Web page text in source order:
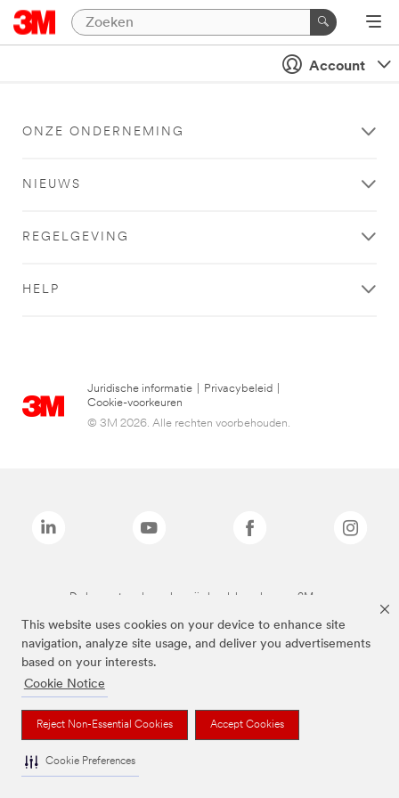
This website uses cookies on your device to enhance site
navigation, analyze site usage, and deliver you advertisements
based on your interests.
Cookie Notice
Reject Non-Essential Cookies Accept Cookies
Cookie Preferences
Account
ONZE ONDERNEMING
NIEUWS
REGELGEVING
HELP
Juridische informatie Privacybeleid
Cookie-voorkeuren
© 3M 2026. Alle rechten voorbehouden.
De bovenstaande merken zijn handelsmerken van 3M.we